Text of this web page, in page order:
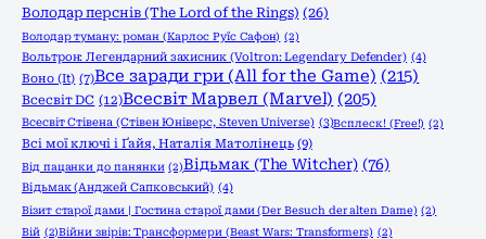
Володар перснів (The Lord of the Rings) (26)
Володар туману: роман (Карлос Руїс Сафон) (2)
Вольтрон: Легендарний захисник (Voltron: Legendary Defender) (4)
Воно (It) (7)Все заради гри (All for the Game) (215)
Всесвіт DC (12)Всесвіт Марвел (Marvel) (205)
Всесвіт Стівена (Стівен Юніверс, Steven Universe) (3)Всплеск! (Free!) (2)
Всі мої ключі і Ґайя, Наталія Матолінець (9)
Від пацанки до панянки (2)Відьмак (The Witcher) (76)
Відьмак (Анджей Сапковський) (4)
Візит старої дами | Гостина старої дами (Der Besuch der alten Dame) (2)
Вій (2)Війни звірів: Трансформери (Beast Wars: Transformers) (2)